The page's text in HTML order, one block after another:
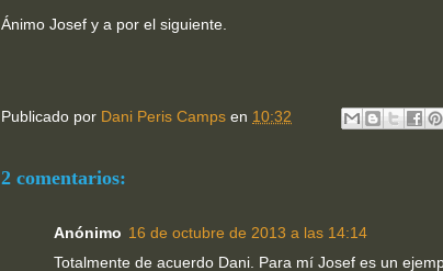
Ánimo Josef y a por el siguiente.
Publicado por Dani Peris Camps en 10:32
2 comentarios:
Anónimo 16 de octubre de 2013 a las 14:14
Totalmente de acuerdo Dani. Para mí Josef es un